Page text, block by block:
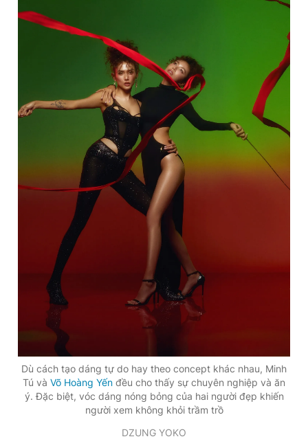
Giấy phép xuất bản số 110/GP - BTTTT cấp ngày 24.3.2020
© 2003-2026 Bản quyền thuộc về Báo Thanh Niên. Cấm sao
chép dưới mọi hình thức nếu không có sự chấp thuận bằng văn
bản. Phát triển bởi ePi Technologies, JSC.
Dù cách tạo dáng tự do hay theo concept khác nhau, Minh
Tú và Võ Hoàng Yến đều cho thấy sự chuyên nghiệp và ăn
ý. Đặc biệt, vóc dáng nóng bỏng của hai người đẹp khiến
người xem không khỏi trầm trồ
DZUNG YOKO